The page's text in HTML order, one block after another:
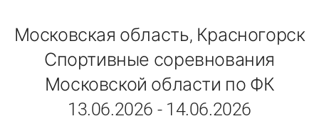
Московская область, Красногорск
Спортивные соревнования
Московской области по ФК
13.06.2026 - 14.06.2026